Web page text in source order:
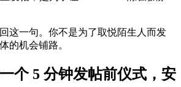
这一句。你不是为了取悦陌生人而发
的机会铺路。
个 5 分钟发帖前仪式，安